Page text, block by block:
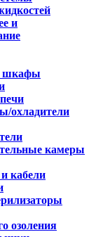
и
шкафы
охладители
камеры
кабели
озоления